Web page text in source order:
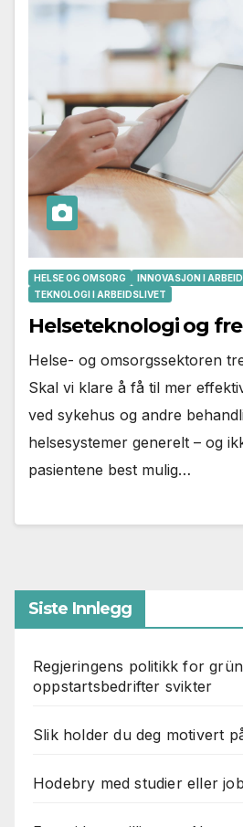
HELSE OG OMSORG
INNOVASJON I
TEKNOLOGI I ARBEIDSLIVET
Helseteknologi og
Helse- og omsorgssektoren
Skal vi klare å få til mer
ved sykehus og andre
helsesystemer generelt – og
pasientene best mulig…
Siste Innlegg
Regjeringens politikk for
oppstartsbedrifter svikter
Slik holder du deg motivert
Hodebry med studier eller